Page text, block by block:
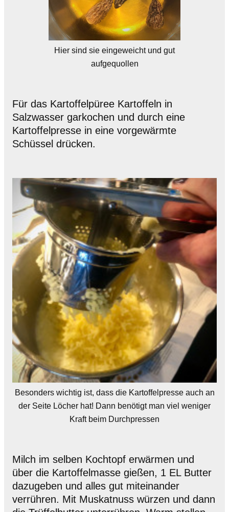
Hier sind sie eingeweicht und gut
aufgequollen
Für das Kartoffelpüree Kartoffeln in
Salzwasser garkochen und durch eine
Kartoffelpresse in eine vorgewärmte
Schüssel drücken.
Besonders wichtig ist, dass die Kartoffelpresse auch an
der Seite Löcher hat! Dann benötigt man viel weniger
Kraft beim Durchpressen
Milch im selben Kochtopf erwärmen und
über die Kartoffelmasse gießen, 1 EL Butter
dazugeben und alles gut miteinander
verrühren. Mit Muskatnuss würzen und dann